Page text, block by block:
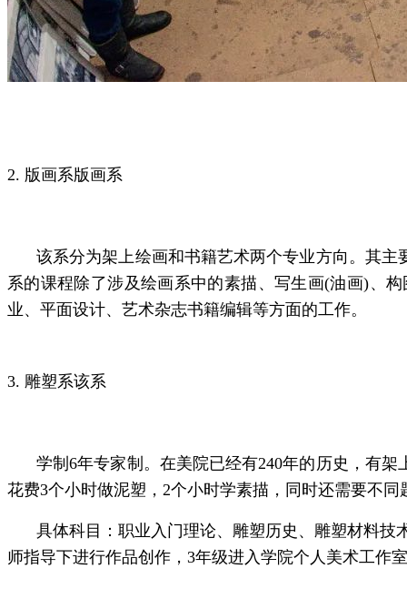
2. 版画系版画系
该系分为架上绘画和书籍艺术两个专业方向。其
系的课程除了涉及绘画系中的素描、写生画(油画)、
业、平面设计、艺术杂志书籍编辑等方面的工作。
3. 雕塑系该系
学制6年专家制。在美院已经有240年的历史，有
花费3个小时做泥塑，2个小时学素描，同时还需要不
具体科目：职业入门理论、雕塑历史、雕塑材料
师指导下进行作品创作，3年级进入学院个人美术工作